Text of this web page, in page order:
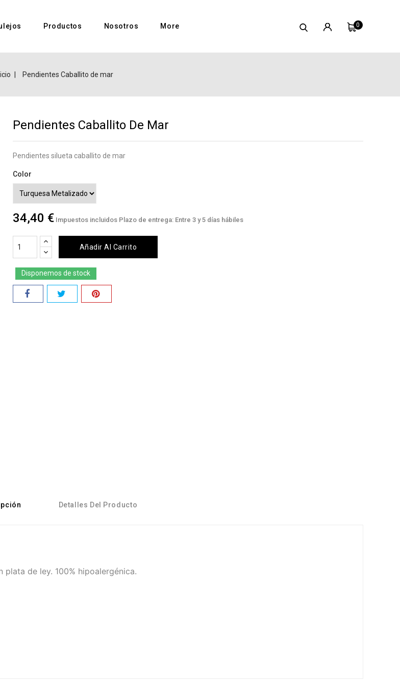
0
Productos Nosotros More
Pendientes Caballito de mar
Pendientes Caballito De Mar
Pendientes silueta caballito de mar
Color
34,40 € Impuestos incluidos Plazo de entrega: Entre 3 y 5 días hábiles
Añadir Al Carrito
Disponemos de stock
Detalles Del Producto
de ley. 100% hipoalergénica.